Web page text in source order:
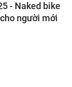
- Naked bike
người mới